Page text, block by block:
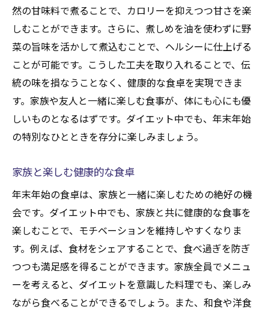
然の甘味料で煮ることで、カロリーを抑えつつ甘さを楽
しむことができます。さらに、煮しめを油を使わずに野
菜の旨味を活かして煮込むことで、ヘルシーに仕上げる
ことが可能です。こうした工夫を取り入れることで、伝
統の味を損なうことなく、健康的な食卓を実現できま
す。家族や友人と一緒に楽しむ食事が、体にも心にも優
しいものとなるはずです。ダイエット中でも、年末年始
の特別なひとときを存分に楽しみましょう。
家族と楽しむ健康的な食卓
年末年始の食卓は、家族と一緒に楽しむための絶好の機
会です。ダイエット中でも、家族と共に健康的な食事を
楽しむことで、モチベーションを維持しやすくなりま
す。例えば、食材をシェアすることで、食べ過ぎを防ぎ
つつも満足感を得ることができます。家族全員でメニュ
ーを考えると、ダイエットを意識した料理でも、楽しみ
ながら食べることができるでしょう。また、和食や洋食